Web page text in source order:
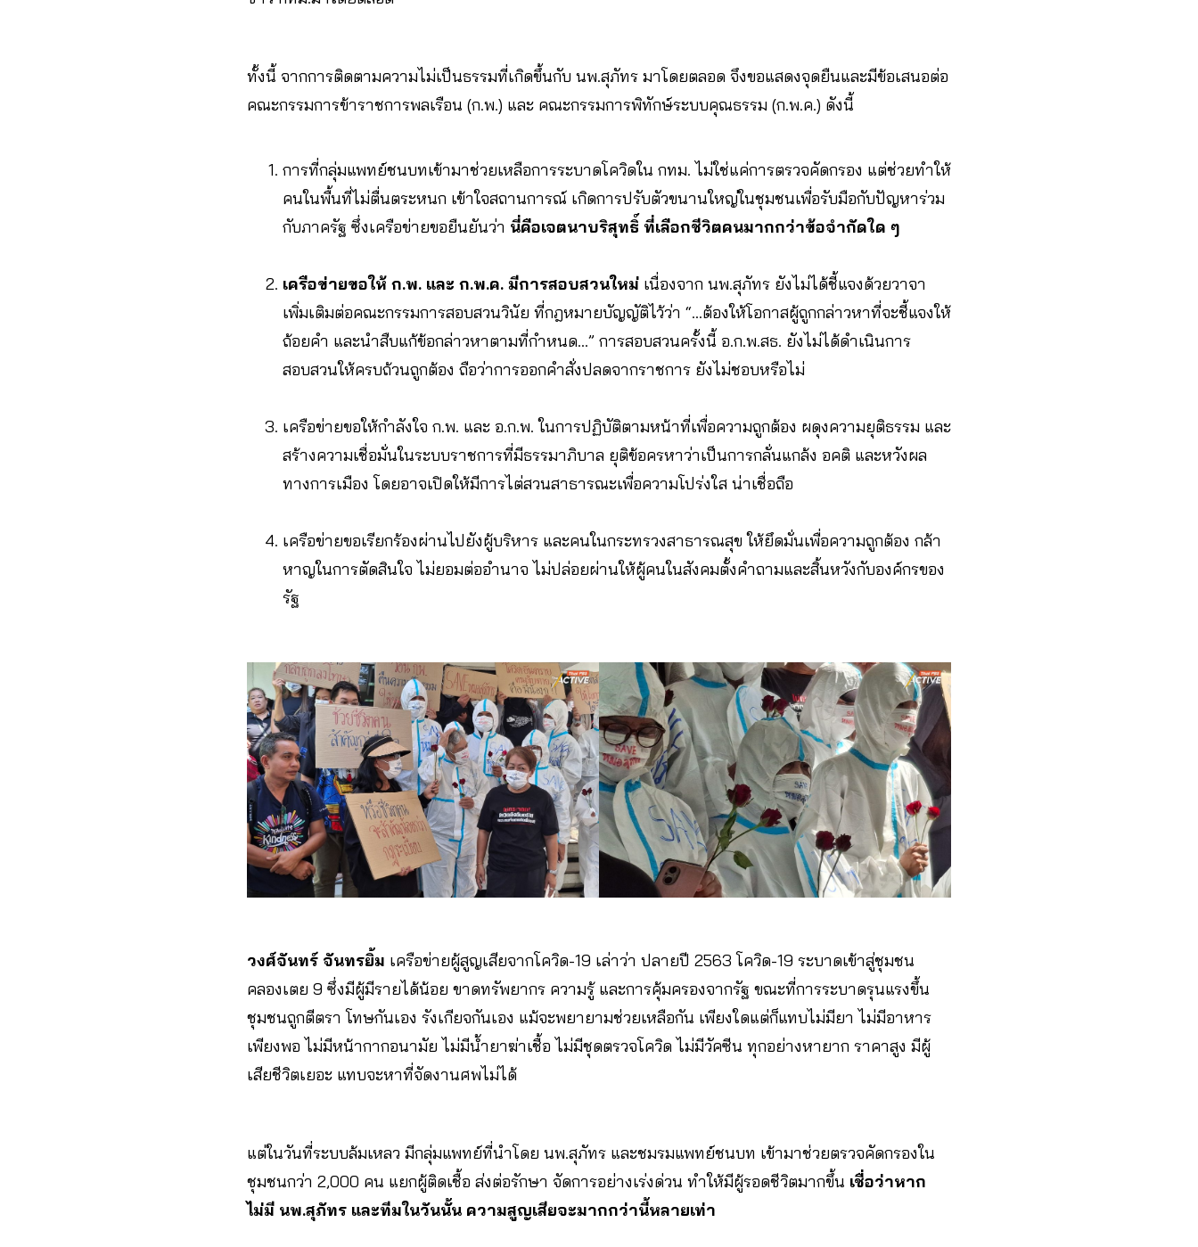
ทั้งนี้ จากการติดตามความไม่เป็นธรรมที่เกิดขึ้นกับ นพ.สุภัทร มาโดยตลอด จึงขอแสดงจุดยืนและมีข้อเสนอต่อ
คณะกรรมการข้าราชการพลเรือน (ก.พ.) และ คณะกรรมการพิทักษ์ระบบคุณธรรม (ก.พ.ค.) ดังนี้
การที่กลุ่มแพทย์ชนบทเข้ามาช่วยเหลือการระบาดโควิดใน กทม. ไม่ใช่แค่การตรวจคัดกรอง แต่ช่วยทำให้
คนในพื้นที่ไม่ตื่นตระหนก เข้าใจสถานการณ์ เกิดการปรับตัวขนานใหญ่ในชุมชนเพื่อรับมือกับปัญหาร่วม
กับภาครัฐ ซึ่งเครือข่ายขอยืนยันว่า นี่คือเจตนาบริสุทธิ์ ที่เลือกชีวิตคนมากกว่าข้อจำกัดใด ๆ
เครือข่ายขอให้ ก.พ. และ ก.พ.ค. มีการสอบสวนใหม่ เนื่องจาก นพ.สุภัทร ยังไม่ได้ชี้แจงด้วยวาจา
เพิ่มเติมต่อคณะกรรมการสอบสวนวินัย ที่กฎหมายบัญญัติไว้ว่า “…ต้องให้โอกาสผู้ถูกกล่าวหาที่จะชี้แจงให้
ถ้อยคำ และนำสืบแก้ข้อกล่าวหาตามที่กำหนด…” การสอบสวนครั้งนี้ อ.ก.พ.สธ. ยังไม่ได้ดำเนินการ
สอบสวนให้ครบถ้วนถูกต้อง ถือว่าการออกคำสั่งปลดจากราชการ ยังไม่ชอบหรือไม่
เครือข่ายขอให้กำลังใจ ก.พ. และ อ.ก.พ. ในการปฏิบัติตามหน้าที่เพื่อความถูกต้อง ผดุงความยุติธรรม และ
สร้างความเชื่อมั่นในระบบราชการที่มีธรรมาภิบาล ยุติข้อครหาว่าเป็นการกลั่นแกล้ง อคติ และหวังผล
ทางการเมือง โดยอาจเปิดให้มีการไต่สวนสาธารณะเพื่อความโปร่งใส น่าเชื่อถือ
เครือข่ายขอเรียกร้องผ่านไปยังผู้บริหาร และคนในกระทรวงสาธารณสุข ให้ยึดมั่นเพื่อความถูกต้อง กล้า
หาญในการตัดสินใจ ไม่ยอมต่ออำนาจ ไม่ปล่อยผ่านให้ผู้คนในสังคมตั้งคำถามและสิ้นหวังกับองค์กรของ
รัฐ
วงศ์จันทร์ จันทรยิ้ม เครือข่ายผู้สูญเสียจากโควิด-19 เล่าว่า ปลายปี 2563 โควิด-19 ระบาดเข้าสู่ชุมชน
คลองเตย 9 ซึ่งมีผู้มีรายได้น้อย ขาดทรัพยากร ความรู้ และการคุ้มครองจากรัฐ ขณะที่การระบาดรุนแรงขึ้น
ชุมชนถูกตีตรา โทษกันเอง รังเกียจกันเอง แม้จะพยายามช่วยเหลือกัน เพียงใดแต่ก็แทบไม่มียา ไม่มีอาหาร
เพียงพอ ไม่มีหน้ากากอนามัย ไม่มีน้ำยาฆ่าเชื้อ ไม่มีชุดตรวจโควิด ไม่มีวัคซีน ทุกอย่างหายาก ราคาสูง มีผู้
เสียชีวิตเยอะ แทบจะหาที่จัดงานศพไม่ได้
แต่ในวันที่ระบบล้มเหลว มีกลุ่มแพทย์ที่นำโดย นพ.สุภัทร และชมรมแพทย์ชนบท เข้ามาช่วยตรวจคัดกรองใน
ชุมชนกว่า 2,000 คน แยกผู้ติดเชื้อ ส่งต่อรักษา จัดการอย่างเร่งด่วน ทำให้มีผู้รอดชีวิตมากขึ้น เชื่อว่าหาก
ไม่มี นพ.สุภัทร และทีมในวันนั้น ความสูญเสียจะมากกว่านี้หลายเท่า